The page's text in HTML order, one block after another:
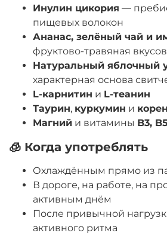
Инулин цикория —
пищевых волокон
Ананас, зелёный чай и
фруктово-травяная
Натуральный яблочный
характерная основа
L-карнитин и L-теанин
Таурин, куркумин и
Магний и витамины B3,
🧊 Когда употреблять
Охлаждённым прямо из
В дороге, на работе, на
активным днём
После привычной
активного ритма